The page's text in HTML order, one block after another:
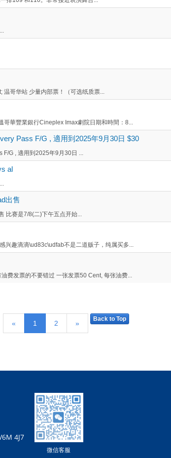
哥华站 少量内部票！（可选纸质票...
華豐業銀行Cineplex Imax劇院日期和時間：8...
Pass F/G , 適用到2025年9月30日 $30
G , 適用到2025年9月30日 ...
al
出售
比赛是7/8(二)下午五点开始...
兴趣滴滴\ud83c\udfab不是二道贩子，纯属买多...
费发票的不要错过 一张发票50 Cent, 每张油费...
« 1 2 »
Back to Top
4J7
微信客服